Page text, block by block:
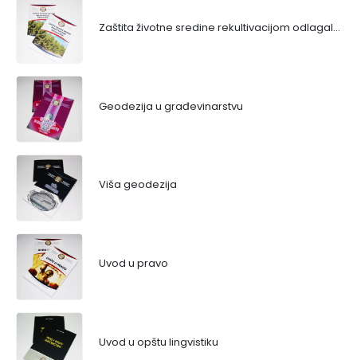
Zaštita životne sredine rekultivacijom odlagališta
Geodezija u građevinarstvu
Viša geodezija
Uvod u pravo
Uvod u opštu lingvistiku